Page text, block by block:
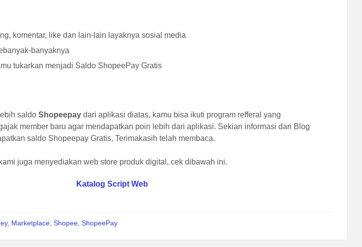
komentar, like dan lain-lain layaknya sosial media
banyaknya
tukarkan menjadi Saldo ShopeePay Gratis
saldoShopeepay dari aplikasi diatas, kamu bisa ikuti program refferal yang
member baru agar mendapatkan poin lebih dari aplikasi. Sekian informasi dari Blog
saldo Shopeepay Gratis, Terimakasih telah membaca.
juga menyediakan web store produk digital, cek dibawah ini.
Katalog Script Web
, Marketplace ,Shopee ,ShopeePay